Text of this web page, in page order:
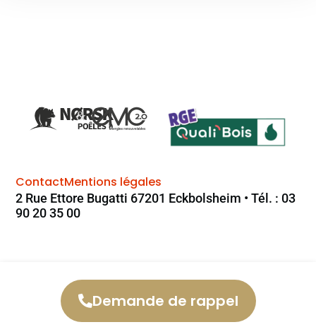
ContactMentions légales
2 Rue Ettore Bugatti 67201 Eckbolsheim • Tél. : 03
90 20 35 00
Demande de rappel